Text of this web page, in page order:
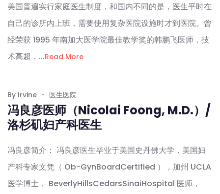
美国普遍实行家庭医生制度，和国内不同的是，医生平时在
自己的诊所内上班，需要使用复杂医院设施时才到医院。曾
经荣获 1995 年南加大医学院最佳教学奖的韩鹏飞医师，技
术高超，...Read More
By Irvine 医生医院
冯良彦医师（Nicolai Foong, M.D.）/
洛杉矶妇产科医生
冯良彦简介： 冯良彦医生毕业于美国史丹佛大学，美国妇
产科专家文凭（ Ob-GynBoardCertified ），加州 UCLA
医学博士， BeverlyHillsCedarsSinaiHospital 医师，